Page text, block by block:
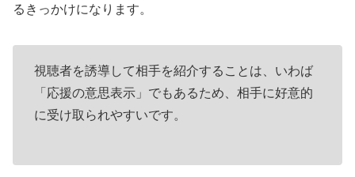
るきっかけになります。
視聴者を誘導して相手を紹介することは、いわば
「応援の意思表示」でもあるため、相手に好意的
に受け取られやすいです。